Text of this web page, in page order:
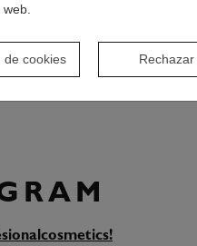
de cookies